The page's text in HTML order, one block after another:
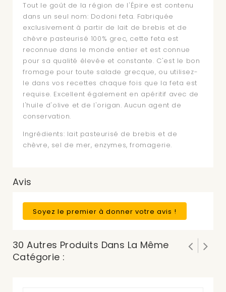
Tout le goût de la région de l'Épire est contenu
dans un seul nom: Dodoni feta. Fabriquée
exclusivement à partir de lait de brebis et de
chèvre pasteurisé 100% grec, cette feta est
reconnue dans le monde entier et est connue
pour sa qualité élevée et constante. C'est le bon
fromage pour toute salade grecque, ou utilisez-
le dans vos recettes chaque fois que la feta est
requise. Excellent également en apéritif avec de
l'huile d'olive et de l'origan. Aucun agent de
conservation.
Ingrédients: lait pasteurisé de brebis et de
chèvre, sel de mer, enzymes, fromagerie.
Avis
Soyez le premier à donner votre avis !
30 Autres Produits Dans La Même
Catégorie :